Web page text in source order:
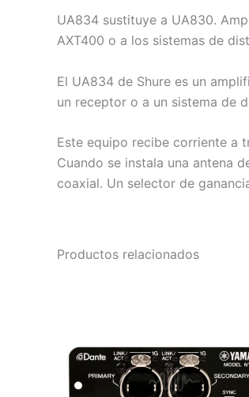
UA834 sustituye a UA830.
AXT400 o a los sistemas de
El UA834 de Shure es un
un receptor o a un sistema de
Este equipo recibe corriente a
Cuando se instala una antena
coaxial. Un selector de
Productos relacionados